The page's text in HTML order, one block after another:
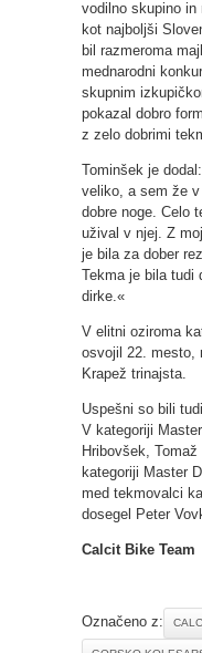
vodilno skupino
kot najboljši
bil razmeroma
mednarodni
skupnim
pokazal dobro
z zelo dobrimi
Tominšek je
veliko, a sem že
dobre noge. Celo
užival v njej. Z
je bila za dober
Tekma je bila tudi
dirke.«
V elitni oziroma
osvojil 22. mesto,
Krapež trinajsta.
Uspešni so bili
V kategoriji
Hribovšek,
kategoriji Master
med tekmovalci
dosegel Peter
Calcit Bike Team
Označeno z: